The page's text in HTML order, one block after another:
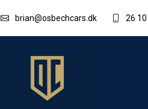
brian@osbechcars.dk 26